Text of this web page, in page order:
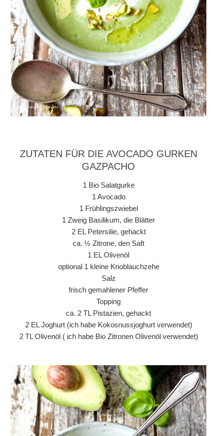
ZUTATEN FÜR DIE AVOCADO GURKEN
GAZPACHO
1 Bio Salatgurke
1 Avocado
1 Frühlingszwiebel
1 Zweig Basilikum, die Blätter
2 EL Petersilie, gehackt
ca. ½ Zitrone, den Saft
1 EL Olivenöl
optional 1 kleine Knoblauchzehe
Salz
frisch gemahlener Pfeffer
Topping
ca. 2 TL Pistazien, gehackt
2 EL Joghurt (ich habe Kokosnussjoghurt verwendet)
2 TL Olivenöl ( ich habe Bio Zitronen Olivenöl verwendet)